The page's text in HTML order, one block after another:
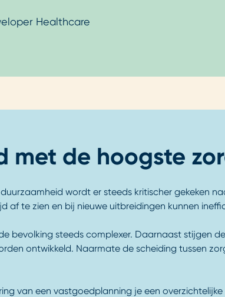
Healthcare
met de hoogste
wordt er steeds kritischer gekeken
te zien en bij nieuwe uitbreidingen kunnen
bevolking steeds complexer. Daarnaast stijgen
ontwikkeld. Naarmate de scheiding tussen
van een vastgoedplanning je een